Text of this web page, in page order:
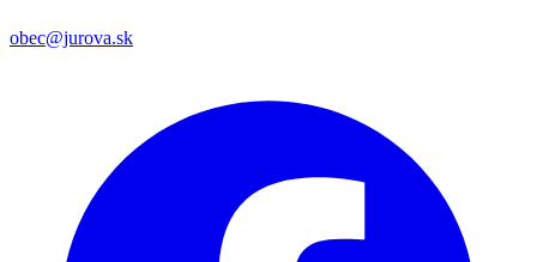
obec@jurova.sk